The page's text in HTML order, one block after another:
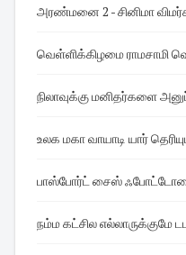
அரண்மனை 2 - சினிமா
வெள்ளிக்கிழமை ராமசாமி
நிலாவுக்கு மனிதர்களை
உலக மகா வாயாடி யார்
பாஸ்போர்ட் சைஸ்
நம்ம கட்சில எல்லாருக்குமே